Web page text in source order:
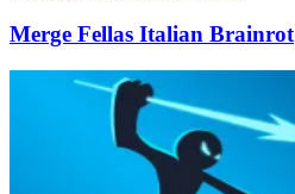
Merge Fellas Italian Brainrot